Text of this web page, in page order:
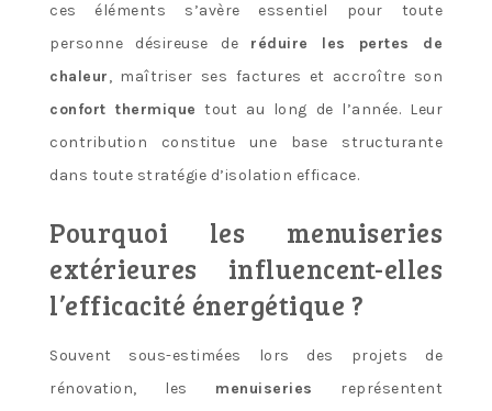
ces éléments s’avère essentiel pour toute
personne désireuse de réduire les pertes de
chaleur, maîtriser ses factures et accroître son
confort thermique tout au long de l’année. Leur
contribution constitue une base structurante
dans toute stratégie d’isolation efficace.
Pourquoi les menuiseries
extérieures influencent-elles
l’efficacité énergétique ?
Souvent sous-estimées lors des projets de
rénovation, les menuiseries représentent